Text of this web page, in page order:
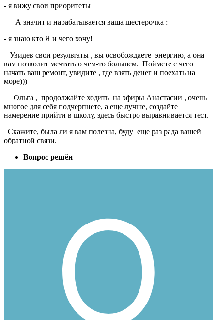
- я вижу свои приоритеты
А значит и нарабатывается ваша шестерочка :
- я знаю кто Я и чего хочу!
Увидев свои результаты , вы освобождаете энергию, а она
вам позволит мечтать о чем-то большем. Поймете с чего
начать ваш ремонт, увидите , где взять денег и поехать на
море)))
Ольга , продолжайте ходить на эфиры Анастасии , очень
многое для себя подчерпнете, а еще лучше, создайте
намерение прийти в школу, здесь быстро выравнивается тест.
Скажите, была ли я вам полезна, буду еще раз рада вашей
обратной связи.
Вопрос решён